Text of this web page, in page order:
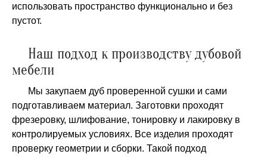
использовать пространство функционально и без
пустот.
Наш подход к производству дубовой
мебели
Мы закупаем дуб проверенной сушки и сами
подготавливаем материал. Заготовки проходят
фрезеровку, шлифование, тонировку и лакировку в
контролируемых условиях. Все изделия проходят
проверку геометрии и сборки. Такой подход